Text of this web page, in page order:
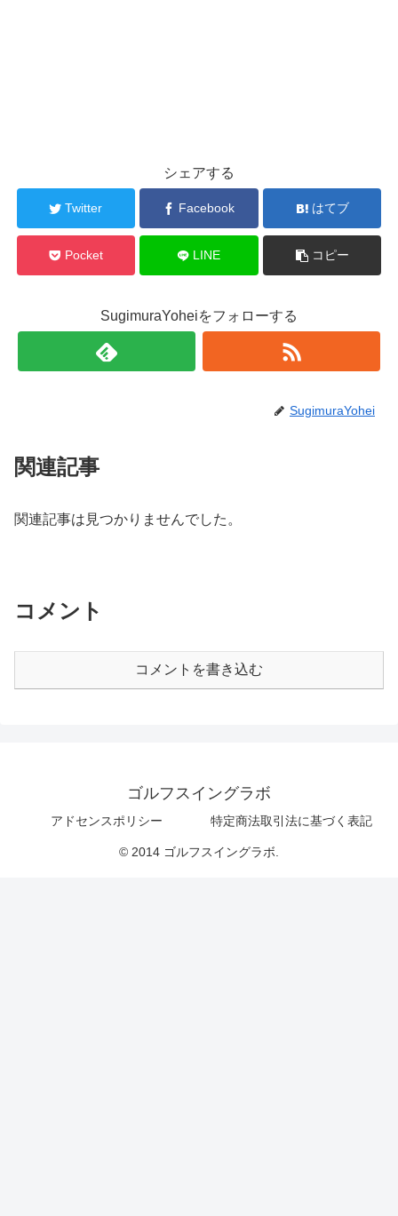
シェアする
Twitter Facebook はてブ
Pocket LINE コピー
SugimuraYoheiをフォローする
SugimuraYohei
関連記事
関連記事は見つかりませんでした。
コメント
コメントを書き込む
ゴルフスイングラボ
アドセンスポリシー 特定商法取引法に基づく表記
© 2014 ゴルフスイングラボ.